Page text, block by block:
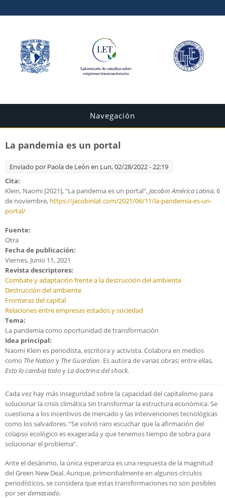
Navegación
La pandemia es un portal
Enviado por Paola de León en Lun, 02/28/2022 - 22:19
Cita:
Klein, Naomi [2021], "La pandemia es un portal",Jacobin América Latina, 6
de noviembre, https://jacobinlat.com/2021/06/11/la-pandemia-es-un-
portal/
Fuente:
Otra
Fecha de publicación:
Viernes, Junio 11, 2021
Revista descriptores:
Combate y adaptación frente a la destrucción del ambiente
Destrucción del ambiente
Fronteras del capital
Relaciones entre empresas estados y sociedad
Tema:
La pandemia como oportunidad de transformación
Idea principal:
Naomi Klein es periodista, escritora y activista. Colabora en medios
como The Nation y The Guardian. Es autora de varias obras; entre ellas,
Esto lo cambia todoyLa doctrina del shock.
Cada vez hay más inseguridad sobre la capacidad del capitalismo para
solucionar la crisis climática sin transformar la estructura económica. Se
cuestiona a los incentivos de mercado y las intervenciones tecnológicas
como los salvadores. “Se volvió raro escuchar que la afirmación del
colapso ecológico es exagerada y que tenemos tiempo de sobra para
solucionar el problema”.
Ante el desánimo, la única esperanza es una respuesta de la magnitud
del Green New Deal. Aunque, primordialmente en algunos círculos
periodísticos, se considera que estas transformaciones no son posibles
por serdemasiado.